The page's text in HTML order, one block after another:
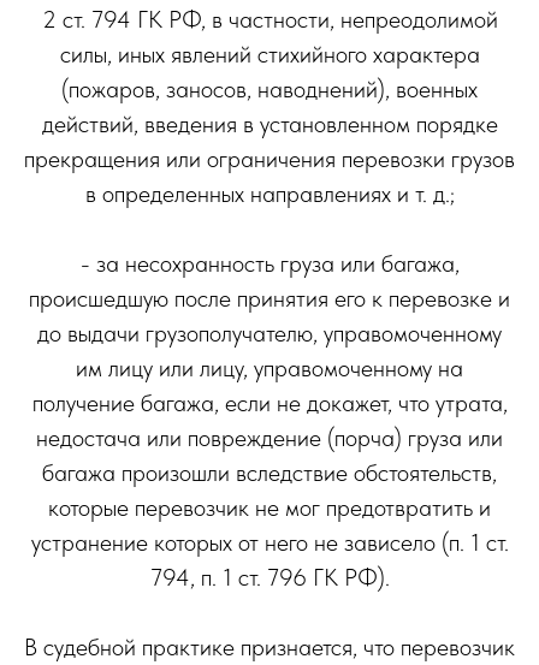
2 ст. 794 ГК РФ, в частности, непреодолимой
силы, иных явлений стихийного характера
(пожаров, заносов, наводнений), военных
действий, введения в установленном порядке
прекращения или ограничения перевозки грузов
в определенных направлениях и т. д.;
- за несохранность груза или багажа,
происшедшую после принятия его к перевозке и
до выдачи грузополучателю, управомоченному
им лицу или лицу, управомоченному на
получение багажа, если не докажет, что утрата,
недостача или повреждение (порча) груза или
багажа произошли вследствие обстоятельств,
которые перевозчик не мог предотвратить и
устранение которых от него не зависело (п. 1 ст.
794, п. 1 ст. 796 ГК РФ).
В судебной практике признается, что перевозчик